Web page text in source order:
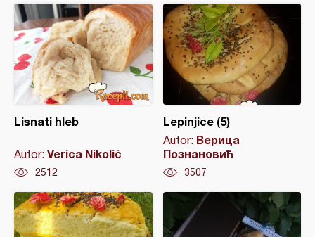
Lisnati hleb
Autor: Verica Nikolić
2512
Lepinjice (5)
Autor: Верица
Познановић
3507